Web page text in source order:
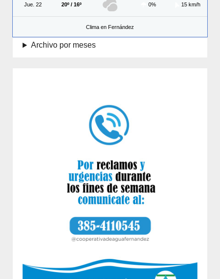
Jue. 22 20º / 16º 0% 15 km/h
Clima en Fernández
Archivo por meses